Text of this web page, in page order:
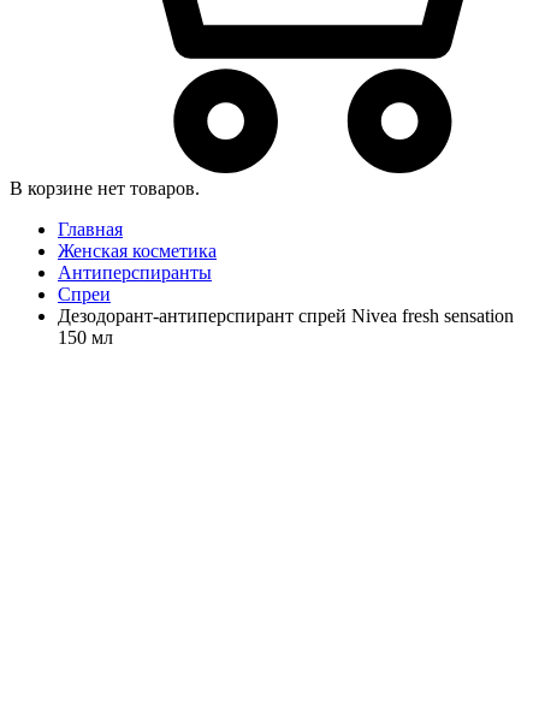
В корзине нет товаров.
Главная
Женская косметика
Антиперспиранты
Спреи
Дезодорант-антиперспирант спрей Nivea fresh sensation
150 мл